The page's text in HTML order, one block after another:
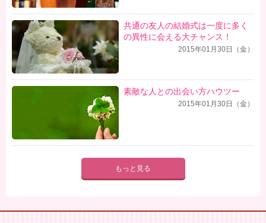
共通の友人の結婚式は一度に多く
の異性に会える大チャンス！
2015年01月30日（金）
素敵な人との出会い方ハウツー
2015年01月30日（金）
もっと見る